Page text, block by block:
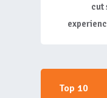
cut
Top 10